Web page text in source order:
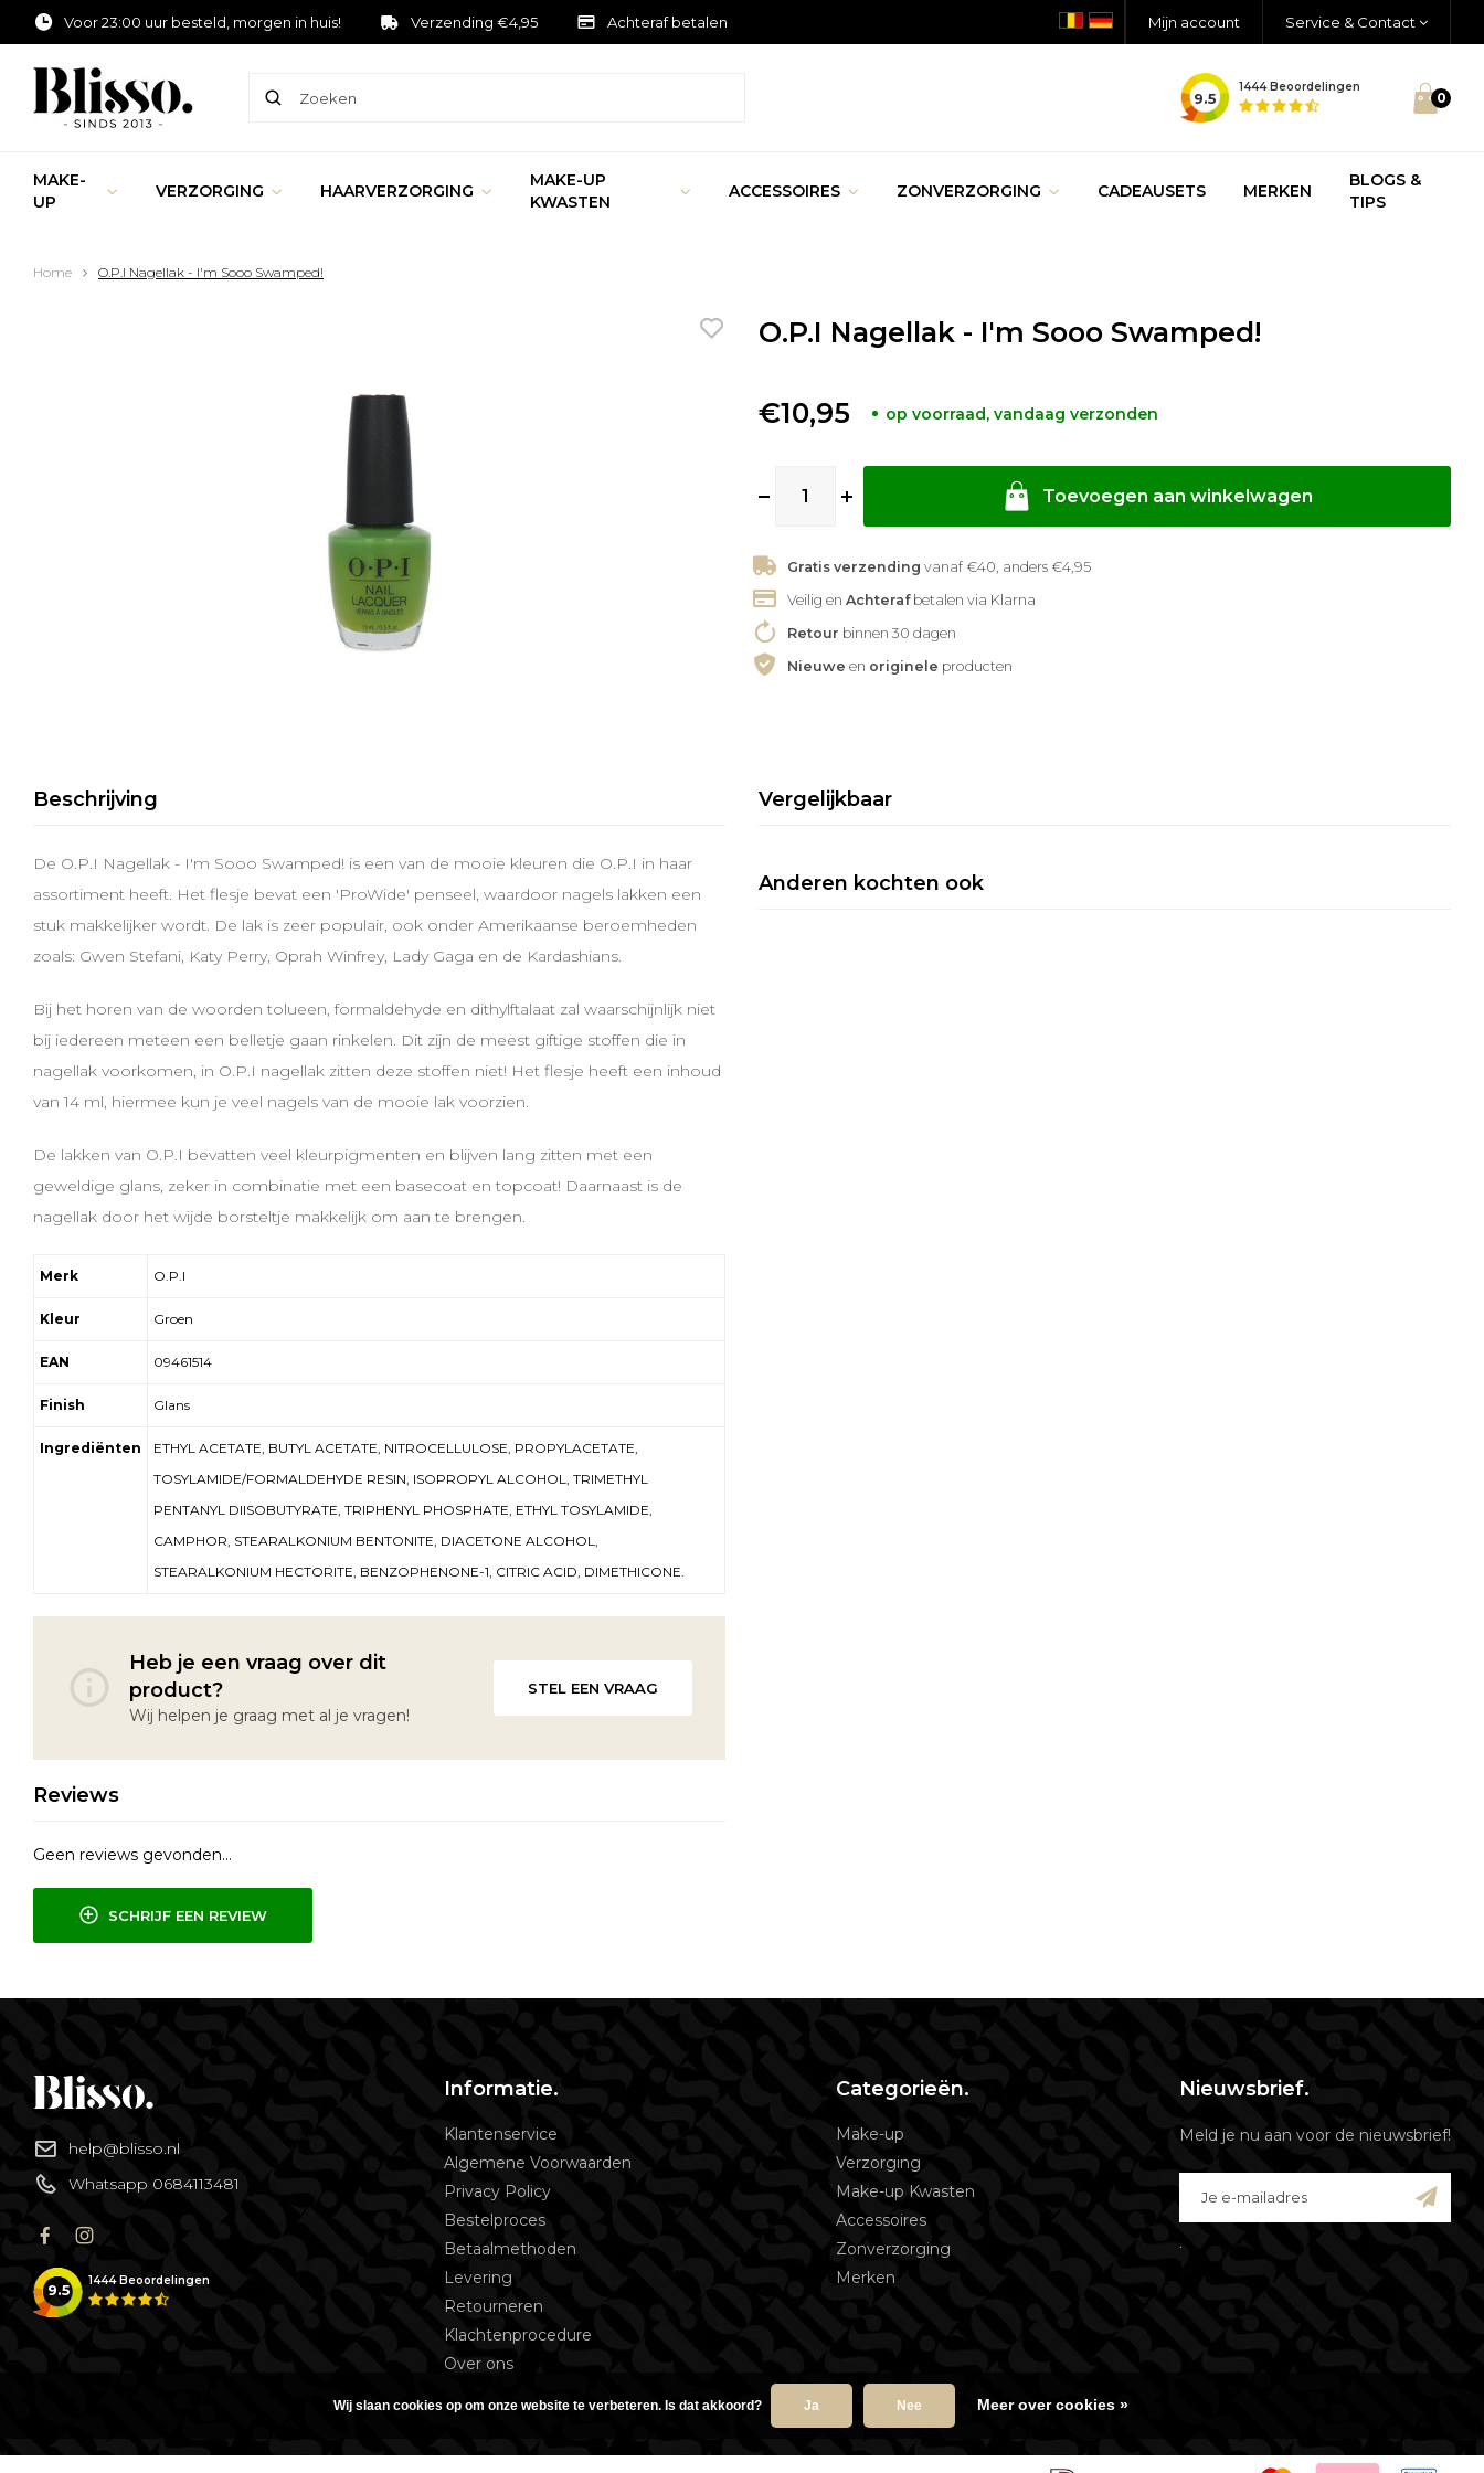
Voor 23:00 uur besteld, morgen in huis! Verzending €4,95 Achteraf betalen Mijn account Service & Contact
9.5
1444Beoordelingen
0
MAKE-
UP
VERZORGING HAARVERZORGING
MAKE-UP
KWASTEN
ACCESSOIRES ZONVERZORGING CADEAUSETS MERKEN
BLOGS &
TIPS
Home O.P.I Nagellak - I'm Sooo Swamped!
O.P.I Nagellak - I'm Sooo Swamped!
€10,95 op voorraad, vandaag verzonden
Toevoegen aan winkelwagen
Gratis verzending vanaf €40, anders €4,95
Veilig en Achterafbetalen via Klarna
Retour binnen 30 dagen
Nieuwe en originele producten
Beschrijving
De O.P.I Nagellak - I'm Sooo Swamped! is een van de mooie kleuren die O.P.I in haar
assortiment heeft. Het flesje bevat een 'ProWide' penseel, waardoor nagels lakken een
stuk makkelijker wordt. De lak is zeer populair, ook onder Amerikaanse beroemheden
zoals: Gwen Stefani, Katy Perry, Oprah Winfrey, Lady Gaga en de Kardashians.
Bij het horen van de woorden tolueen, formaldehyde en dithylftalaat zal waarschijnlijk niet
bij iedereen meteen een belletje gaan rinkelen. Dit zijn de meest giftige stoffen die in
nagellak voorkomen, in O.P.I nagellak zitten deze stoffen niet! Het flesje heeft een inhoud
van 14 ml, hiermee kun je veel nagels van de mooie lak voorzien.
De lakken van O.P.I bevatten veel kleurpigmenten en blijven lang zitten met een
geweldige glans, zeker in combinatie met een basecoat en topcoat! Daarnaast is de
nagellak door het wijde borsteltje makkelijk om aan te brengen.
Merk O.P.I
Kleur Groen
EAN 09461514
Finish Glans
Ingrediënten
ETHYL ACETATE, BUTYL ACETATE, NITROCELLULOSE, PROPYLACETATE,
TOSYLAMIDE/FORMALDEHYDE RESIN, ISOPROPYL ALCOHOL, TRIMETHYL
PENTANYL DIISOBUTYRATE, TRIPHENYL PHOSPHATE, ETHYL TOSYLAMIDE,
CAMPHOR, STEARALKONIUM BENTONITE, DIACETONE ALCOHOL,
STEARALKONIUM HECTORITE, BENZOPHENONE-1, CITRIC ACID, DIMETHICONE.
Heb je een vraag over dit
product?
Wij helpen je graag met al je vragen!
STEL EEN VRAAG
Reviews
Geen reviews gevonden...
SCHRIJF EEN REVIEW
Vergelijkbaar
Anderen kochten ook
help@blisso.nl
Whatsapp 0684113481
9.5
1444Beoordelingen
Informatie.
Klantenservice
Algemene Voorwaarden
Privacy Policy
Bestelproces
Betaalmethoden
Levering
Retourneren
Klachtenprocedure
Over ons
Categorieën.
Make-up
Verzorging
Make-up Kwasten
Accessoires
Zonverzorging
Merken
Nieuwsbrief.
Meld je nu aan voor de nieuwsbrief!
.
Wij slaan cookies op om onze website te verbeteren. Is dat akkoord? Ja Nee Meer over cookies »